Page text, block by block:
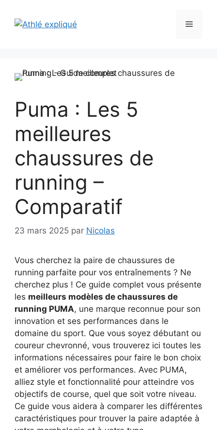
contenu
Menu
Puma : Les 5
meilleures
chaussures de
running –
Comparatif
23 mars 2025 par Nicolas
Vous cherchez la paire de chaussures de
running parfaite pour vos entraînements ? Ne
cherchez plus ! Ce guide complet vous présente
les meilleurs modèles de chaussures de
running PUMA, une marque reconnue pour son
innovation et ses performances dans le
domaine du sport. Que vous soyez débutant ou
coureur chevronné, vous trouverez ici toutes les
informations nécessaires pour faire le bon choix
et améliorer vos performances. Avec PUMA,
alliez style et fonctionnalité pour atteindre vos
objectifs de course, quel que soit votre niveau.
Ce guide vous aidera à comparer les différentes
caractéristiques pour trouver la paire adaptée à